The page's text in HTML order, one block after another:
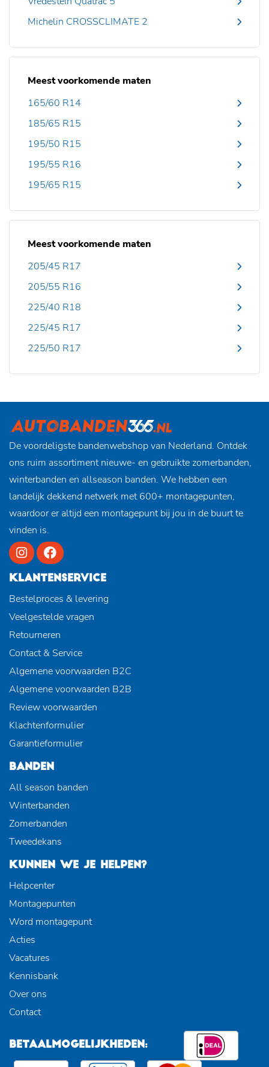
Michelin CROSSCLIMATE 2
Meest voorkomende maten
165/60 R14
185/65 R15
195/50 R15
195/55 R16
195/65 R15
Meest voorkomende maten
205/45 R17
205/55 R16
225/40 R18
225/45 R17
225/50 R17
De voordeligste bandenwebshop van Nederland. Ontdek
ons ruim assortiment nieuwe- en gebruikte zomerbanden,
winterbanden en allseason banden. We hebben een
landelijk dekkend netwerk met 600+ montagepunten,
waardoor er altijd een montagepunt bij jou in de buurt te
vinden is.
KLANTENSERVICE
Bestelproces & levering
Veelgestelde vragen
Retourneren
Contact & Service
Algemene voorwaarden B2C
Algemene voorwaarden B2B
Review voorwaarden
Klachtenformulier
Garantieformulier
BANDEN
All season banden
Winterbanden
Zomerbanden
Tweedekans
KUNNEN WE JE HELPEN?
Helpcenter
Montagepunten
Word montagepunt
Acties
Vacatures
Kennisbank
Over ons
Contact
BETAALMOGELIJKHEDEN: